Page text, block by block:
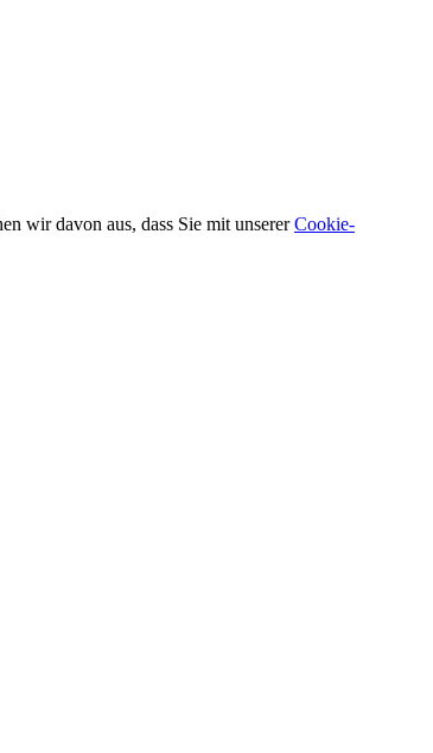
wir davon aus, dass Sie mit unsererCookie-